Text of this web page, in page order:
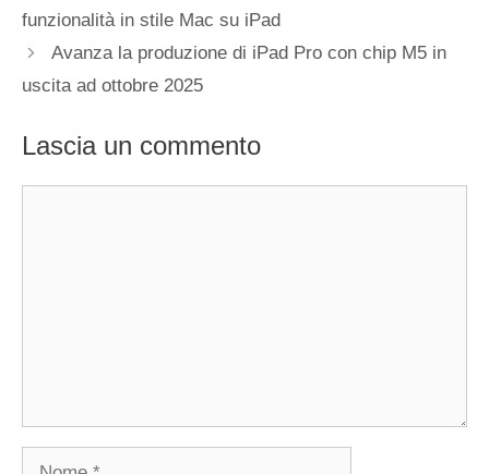
funzionalità in stile Mac su iPad
Avanza la produzione di iPad Pro con chip M5 in
uscita ad ottobre 2025
Lascia un commento
Nome